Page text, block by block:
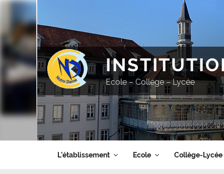
Aller
contenu
principal
Ecole – Collège – Lycée
L’établissement Ecole Collège-Lycée